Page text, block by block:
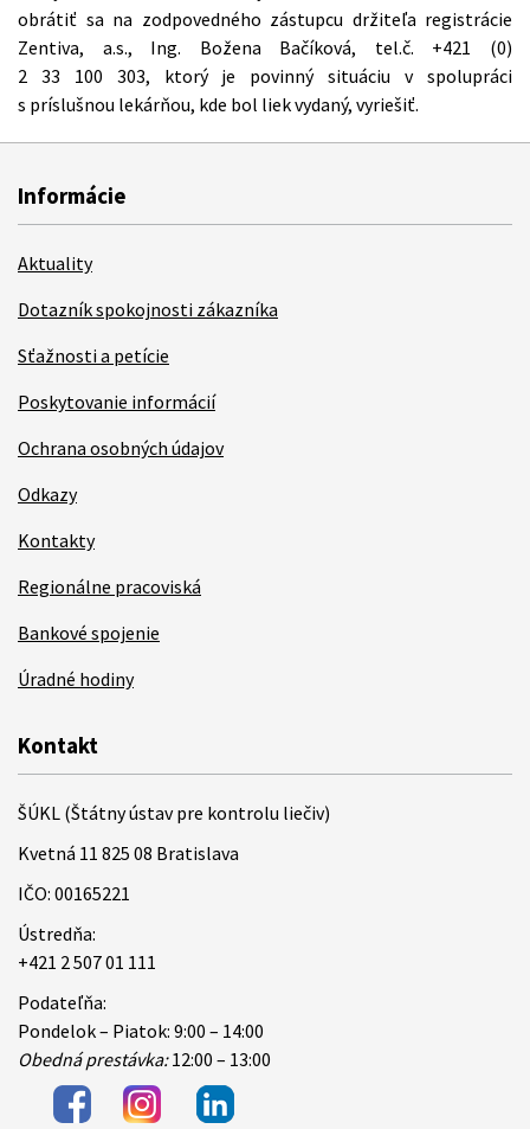
obrátiť sa na zodpovedného zástupcu držiteľa registrácie
Zentiva, a.s., Ing. Božena Bačíková, tel.č. +421 (0)
2 33 100 303, ktorý je povinný situáciu v spolupráci
s príslušnou lekárňou, kde bol liek vydaný, vyriešiť.
Informácie
Aktuality
Dotazník spokojnosti zákazníka
Sťažnosti a petície
Poskytovanie informácií
Ochrana osobných údajov
Odkazy
Kontakty
Regionálne pracoviská
Bankové spojenie
Úradné hodiny
Kontakt
ŠÚKL (Štátny ústav pre kontrolu liečiv)
Kvetná 11 825 08 Bratislava
IČO: 00165221
Ústredňa:
+421 2 507 01 111
Podateľňa:
Pondelok – Piatok: 9:00 – 14:00
Obedná prestávka:12:00 – 13:00